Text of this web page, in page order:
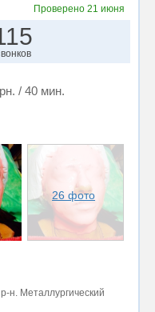
Проверено 21 июня
/ 40 мин.
26 фото
н. Металлургический